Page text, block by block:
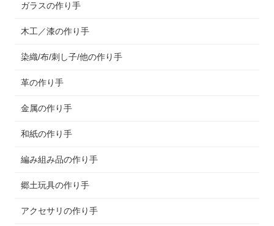
ガラスの作り手
木工／漆の作り手
染織/布/刺し子/他の作り手
革の作り手
金属の作り手
和紙の作り手
編み組み品の作り手
郷土玩具の作り手
アクセサリの作り手